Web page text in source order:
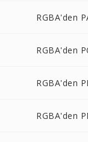
RGBA'den
RGBA'den
RGBA'den
RGBA'den